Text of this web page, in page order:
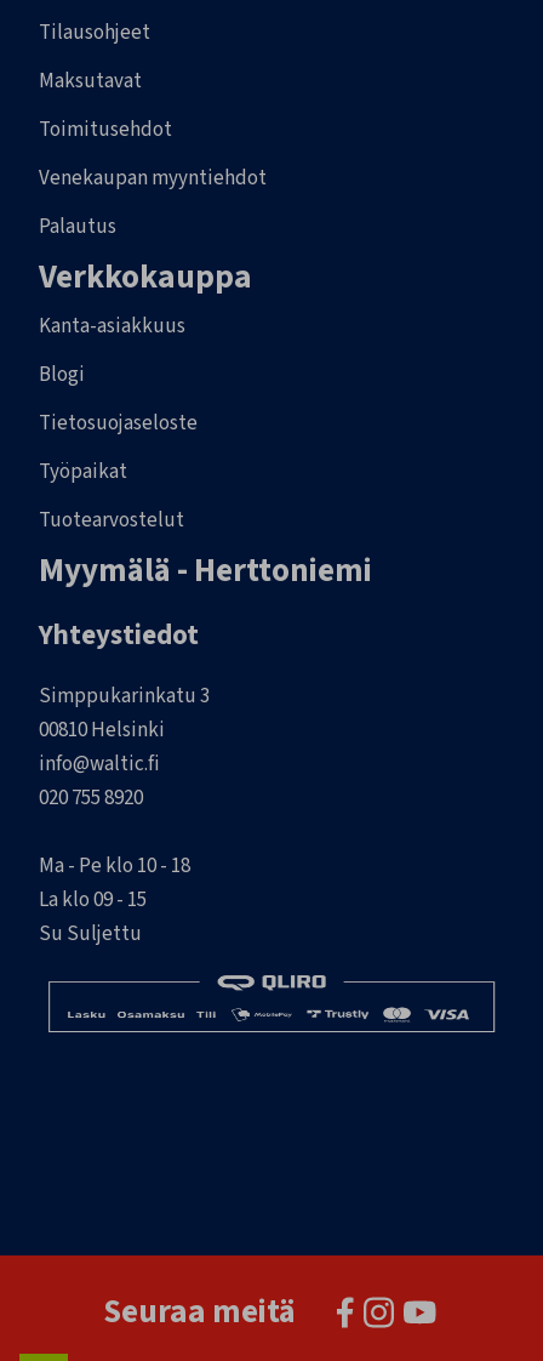
Tilausohjeet
Maksutavat
Toimitusehdot
Venekaupan myyntiehdot
Palautus
Verkkokauppa
Kanta-asiakkuus
Blogi
Tietosuojaseloste
Työpaikat
Tuotearvostelut
Myymälä - Herttoniemi
Yhteystiedot
Simppukarinkatu 3
00810 Helsinki
info@waltic.fi
020 755 8920
Ma - Pe klo 10 - 18
La klo 09 - 15
Su Suljettu
Seuraa meitä